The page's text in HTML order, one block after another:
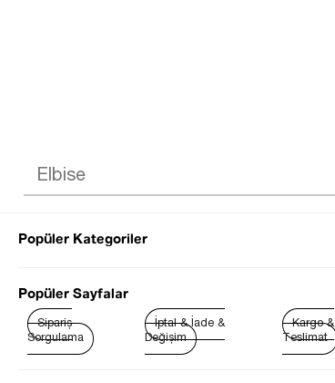
Popüler Kategoriler
Popüler Sayfalar
Sipariş
Sorgulama
İptal & İade &
Değişim
Kargo &
Teslimat